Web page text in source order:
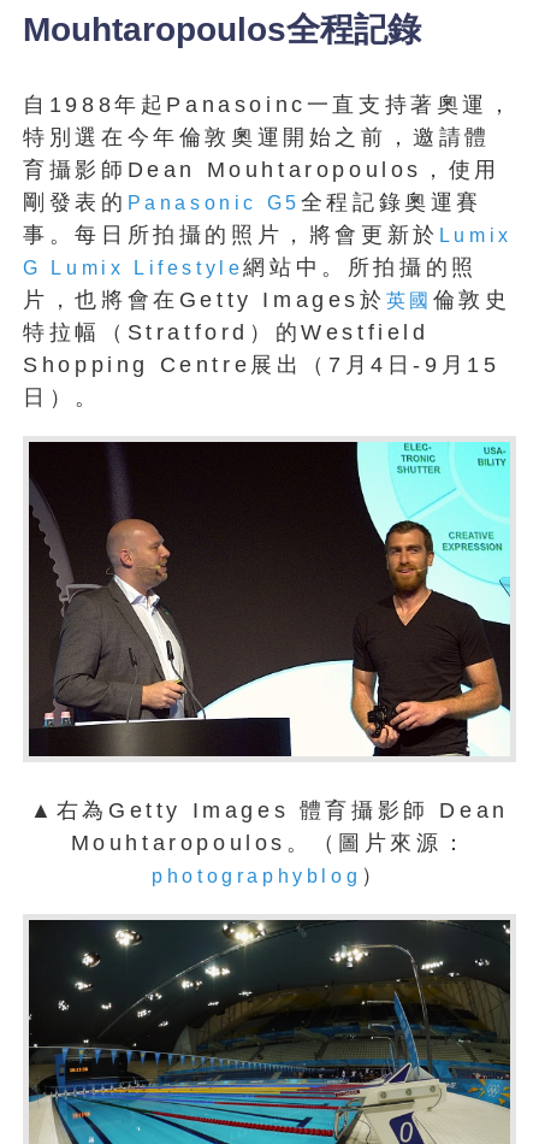
Mouhtaropoulos全程記錄
自1988年起Panasoinc一直支持著奧運，
特別選在今年倫敦奧運開始之前，邀請體
育攝影師Dean Mouhtaropoulos，使用
剛發表的 Panasonic G5 全程記錄奧運賽
事。每日所拍攝的照片，將會更新於 Lumix
G Lumix Lifestyle網站中。所拍攝的照
片，也將會在Getty Images於 英國 倫敦史
特拉幅（Stratford）的Westfield
Shopping Centre展出（7月4日-9月15
日）。
▲右為Getty Images 體育攝影師 Dean
Mouhtaropoulos。（圖片來源：
photographyblog ）